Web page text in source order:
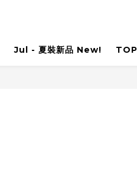
Jul - 夏裝新品 New!